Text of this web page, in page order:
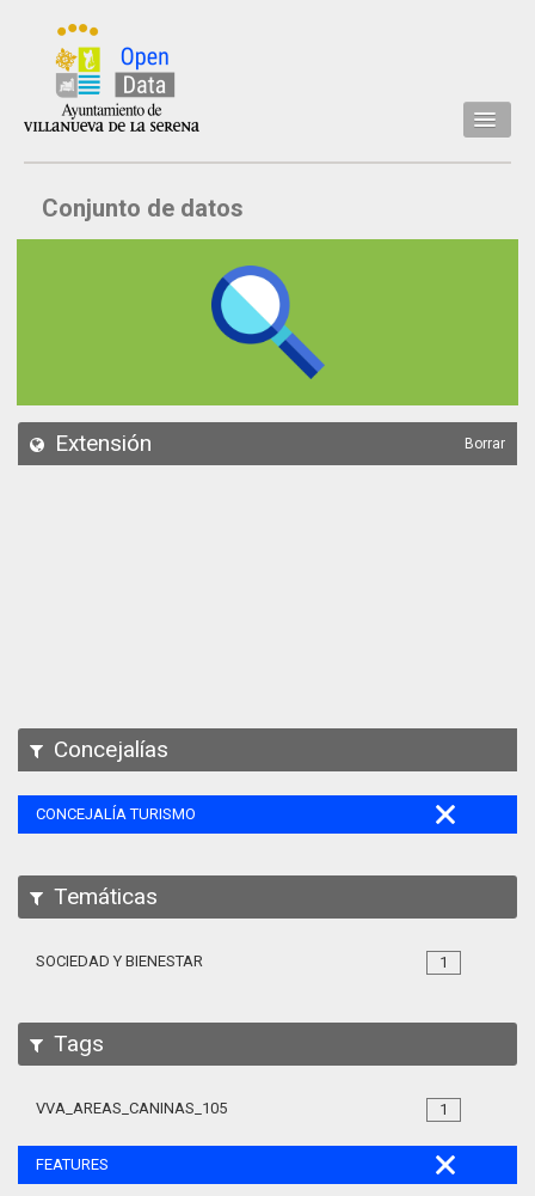
Inicio
Datos
API
Conjunto de datos
Extensión Borrar
Concejalías
CONCEJALÍA TURISMO
Temáticas
1
SOCIEDAD Y BIENESTAR
Tags
1
VVA_AREAS_CANINAS_105
FEATURES